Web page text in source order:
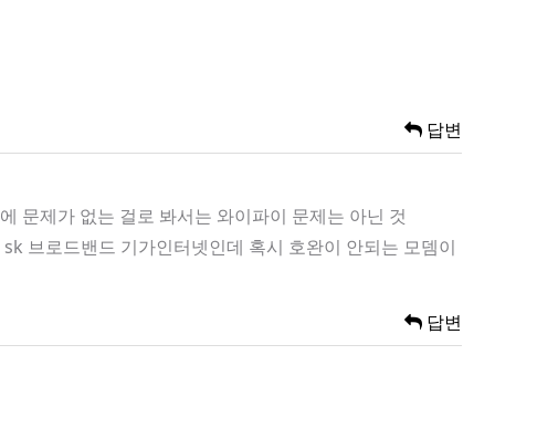
답변
문제가 없는 걸로 봐서는 와이파이 문제는 아닌 것
브로드밴드 기가인터넷인데 혹시 호완이 안되는 모뎀이
답변